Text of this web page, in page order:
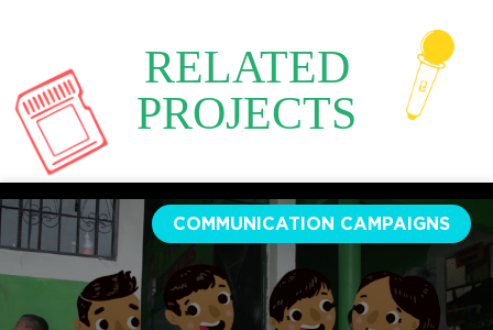
RELATED
PROJECTS
COMMUNICATION CAMPAIGNS